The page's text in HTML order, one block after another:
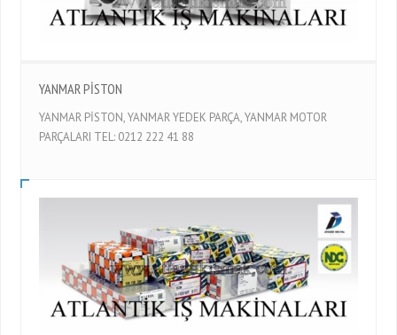
YANMAR PİSTON
YANMAR PİSTON, YANMAR YEDEK PARÇA, YANMAR MOTOR
PARÇALARI TEL: 0212 222 41 88